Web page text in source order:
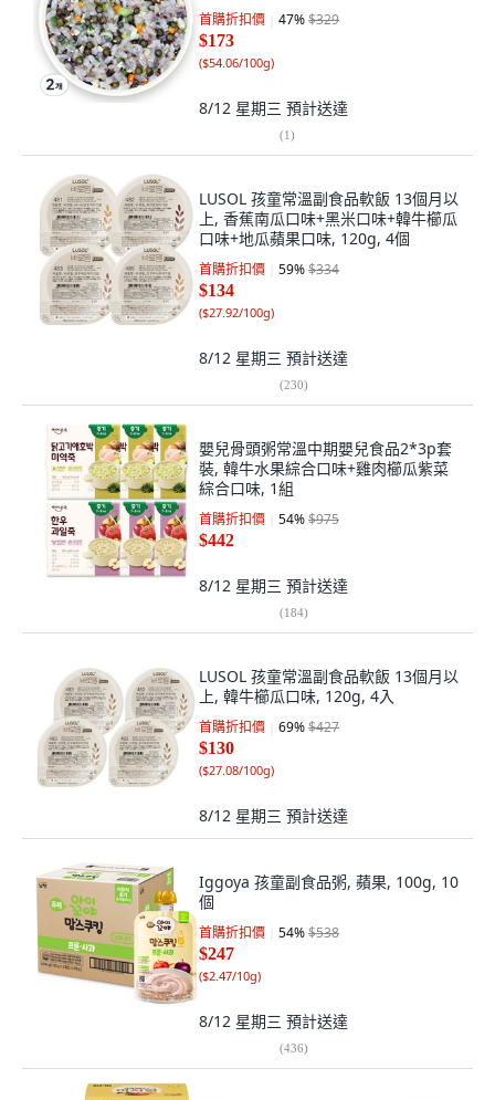
首購折扣價 47%$329
$173
($54.06/100g)
8/12 星期三 預計送達
(1)
LUSOL 孩童常溫副食品軟飯 13個月以
上, 香蕉南瓜口味+黑米口味+韓牛櫛瓜
口味+地瓜蘋果口味, 120g, 4個
首購折扣價 59%$334
$134
($27.92/100g)
8/12 星期三 預計送達
(230)
嬰兒骨頭粥常溫中期嬰兒食品2*3p套
裝, 韓牛水果綜合口味+雞肉櫛瓜紫菜
綜合口味, 1組
首購折扣價 54%$975
$442
8/12 星期三 預計送達
(184)
LUSOL 孩童常溫副食品軟飯 13個月以
上, 韓牛櫛瓜口味, 120g, 4入
首購折扣價 69%$427
$130
($27.08/100g)
8/12 星期三 預計送達
Iggoya 孩童副食品粥, 蘋果, 100g, 10
個
首購折扣價 54%$538
$247
($2.47/10g)
8/12 星期三 預計送達
(436)